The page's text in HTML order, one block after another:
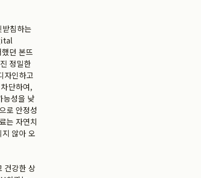
침하는
던 본뜨
정밀한
자인하고
단하여,
능성을 낮
로 안정성
는 자연치
않아 오
건강한 상